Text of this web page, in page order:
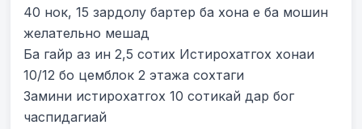
40 нок, 15 зардолу бартер ба хона е ба мошин
желательно мешад
Ба гайр аз ин 2,5 сотих Истирохатгох хонаи
10/12 бо цемблок 2 этажа сохтаги
Замини истирохатгох 10 сотикай дар бог
часпидагиай